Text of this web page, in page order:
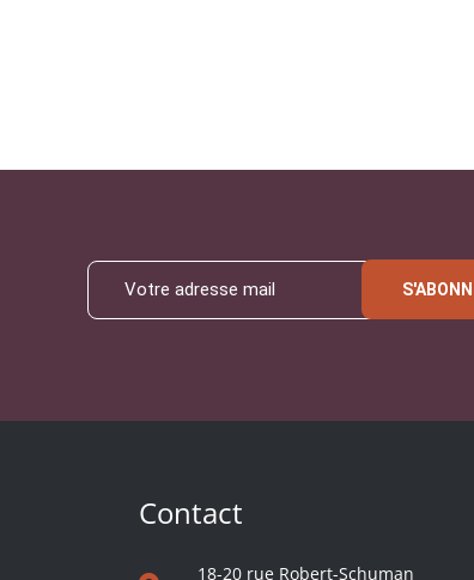
Contact
18-20 rue Robert-Schuman